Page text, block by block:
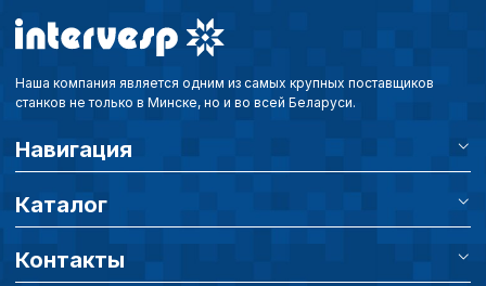
Наша компания является одним из самых крупных поставщиков
станков не только в Минске, но и во всей Беларуси.
Навигация
Каталог
Контакты